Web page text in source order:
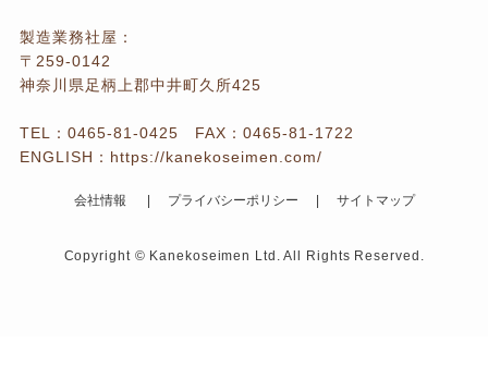
製造業務社屋：
〒259-0142
神奈川県足柄上郡中井町久所425
TEL： 0465-81-0425 FAX：0465-81-1722
ENGLISH： https://kanekoseimen.com/
会社情報 プライバシーポリシー サイトマップ
Copyright © Kanekoseimen Ltd. All Rights Reserved.